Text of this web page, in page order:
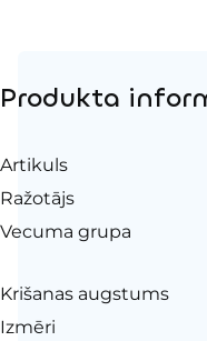
Produkta
Artikuls
Ražotājs
Vecuma grupa
Krišanas augstums
Izmēri